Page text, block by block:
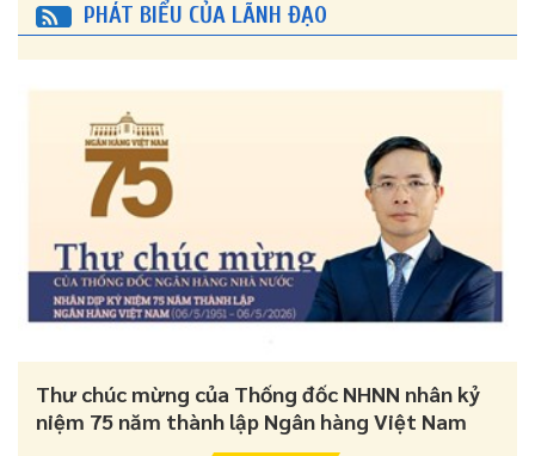
PHÁT BIỂU CỦA LÃNH ĐẠO
Thư chúc mừng của Thống đốc NHNN nhân kỷ
niệm 75 năm thành lập Ngân hàng Việt Nam